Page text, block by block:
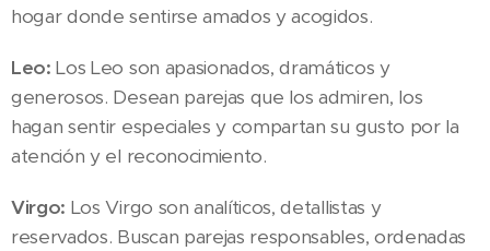
hogar donde sentirse amados y acogidos.
Leo: Los Leo son apasionados, dramáticos y
generosos. Desean parejas que los admiren, los
hagan sentir especiales y compartan su gusto por la
atención y el reconocimiento.
Virgo: Los Virgo son analíticos, detallistas y
reservados. Buscan parejas responsables, ordenadas